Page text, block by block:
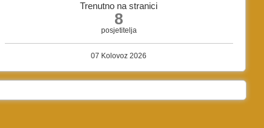
Trenutno na stranici
8
posjetitelja
07 Kolovoz 2026